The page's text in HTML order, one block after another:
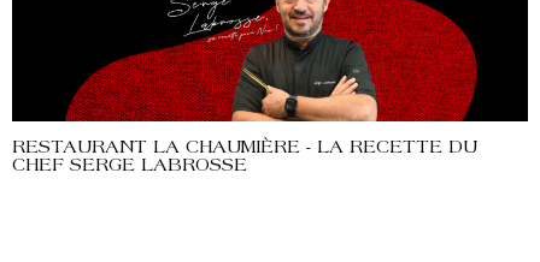
RESTAURANT LA CHAUMIÈRE - LA RECETTE DU
CHEF SERGE LABROSSE